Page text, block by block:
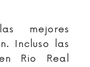
mejores
Incluso las
Rio Real